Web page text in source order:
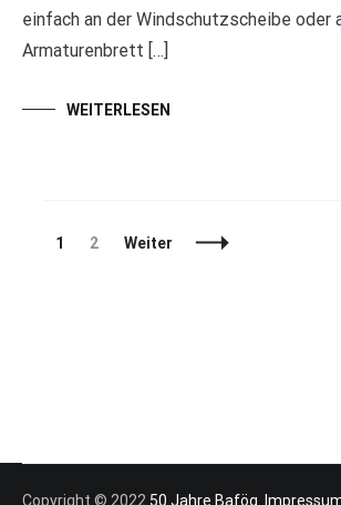
einfach an der Windschutzscheibe oder
Armaturenbrett […]
WEITERLESEN
Beitragsnavigation
Seite
1 Seite
2 Weiter
Copyright © 2022 50 Jahre Bafög